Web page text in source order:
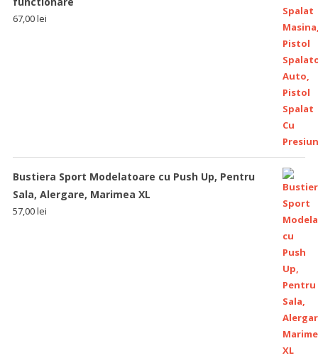
67,00lei
Bustiera Sport Modelatoare cu Push Up, Pentru
Sala, Alergare, Marimea XL
57,00lei